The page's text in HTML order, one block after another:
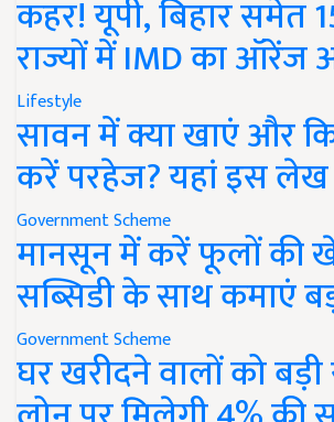
कहर! यूपी, बिहार समेत
राज्यों में IMD का ऑरेंज
Lifestyle
सावन में क्या खाएं और
करें परहेज? यहां इस लेख
Government Scheme
मानसून में करें फूलों की
सब्सिडी के साथ कमाएं
Government Scheme
घर खरीदने वालों को बड़ी